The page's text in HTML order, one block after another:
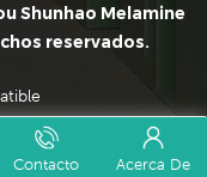
Shunhao Melamine
reservados.
Acerca De
Contacto